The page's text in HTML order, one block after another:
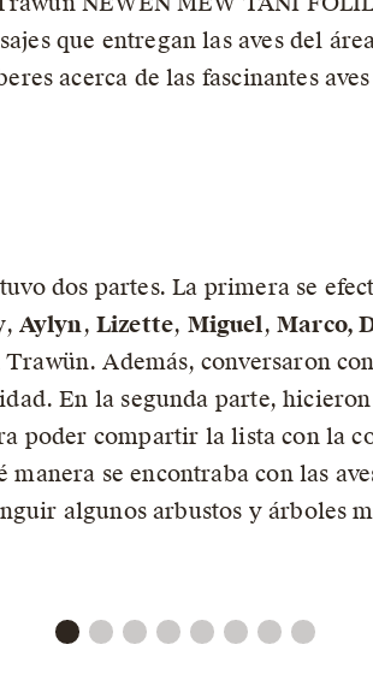
que entregan las aves del
acerca de las fascinantes
dos partes. La primera se
, Aylyn, Lizette, Miguel, Marco,
Además, conversaron
En la segunda parte,
poder compartir la lista con la
manera se encontraba con las
algunos arbustos y árboles